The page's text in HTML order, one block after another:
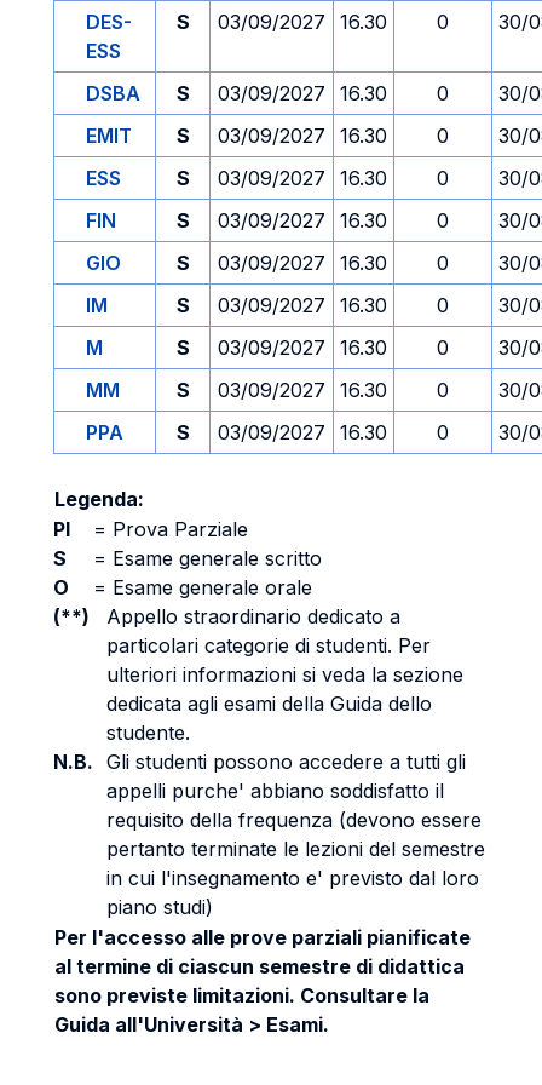
DES-
ESS
S 03/09/2027 16.30 0 30/
DSBA S 03/09/2027 16.30 0
30/
EMIT
S 03/09/2027 16.30 0
30/
ESS
S 03/09/2027 16.30 0
30/
FIN
S 03/09/2027 16.30 0
30/
GIO
S 03/09/2027 16.30 0
30/
IM
S 03/09/2027 16.30 0
30/
M
S 03/09/2027 16.30 0
30/
MM
S 03/09/2027 16.30 0
30/
PPA
S 03/09/2027 16.30 0 30/
Legenda:
PI
= Prova Parziale
S
= Esame generale scritto
O
= Esame generale orale
(**)
Appello straordinario dedicato a
particolari categorie di studenti. Per
ulteriori informazioni si veda la sezione
dedicata agli esami della Guida dello
studente.
N.B. Gli studenti possono accedere a tutti gli
appelli purche' abbiano soddisfatto il
requisito della frequenza (devono essere
pertanto terminate le lezioni del semestre
in cui l'insegnamento e' previsto dal loro
piano studi)
Per l'accesso alle prove parziali pianificate
al termine di ciascun semestre di didattica
sono previste limitazioni. Consultare la
Guida all'Università > Esami.